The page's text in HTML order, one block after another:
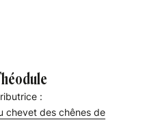
:
chevet des chênes de